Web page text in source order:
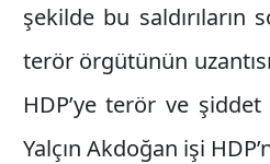
şekilde bu saldırıların
terör örgütünün
HDP’ye terör ve
Yalçın Akdoğan işi